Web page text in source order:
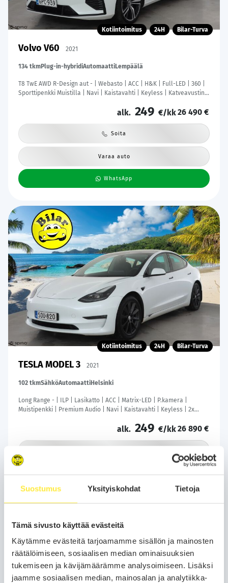
Suostumus Yksityiskohdat Tietoja
Tämä sivusto käyttää evästeitä
Käytämme evästeitä tarjoamamme sisällön ja mainosten
räätälöimiseen, sosiaalisen median ominaisuuksien
tukemiseen ja kävijämäärämme analysoimiseen. Lisäksi
jaamme sosiaalisen median, mainosalan ja analytiikka-
Kotiintoimitus 24H Bilar-Turva
Volvo V60 2021
134 tkmPlug-in-hybridiAutomaattiLempäälä
T8 TwE AWD R-Design aut - | Webasto | ACC | H&K | Full-LED | 360 |
Sporttipenkki Muistilla | Navi | Kaistavahti | Keyless | Katveavustin |
alk. 249 €/kk26 490 €
Soita
Varaa auto
WhatsApp
Kotiintoimitus 24H Bilar-Turva
TESLA MODEL 3 2021
102 tkmSähköAutomaattiHelsinki
Long Range - | ILP | Lasikatto | ACC | Matrix-LED | P.kamera |
Muistipenkki | Premium Audio | Navi | Kaistavahti | Keyless | 2x
alk. 249 €/kk26 890 €
WhatsApp